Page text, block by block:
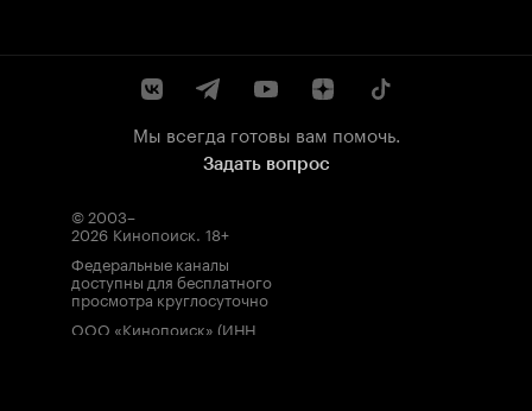
Мы всегда готовы вам помочь.
Задать вопрос
© 2003–
2026 Кинопоиск 18+
Федеральные каналы
доступны для бесплатного
просмотра круглосуточно
ООО «Кинопоиск» (ИНН